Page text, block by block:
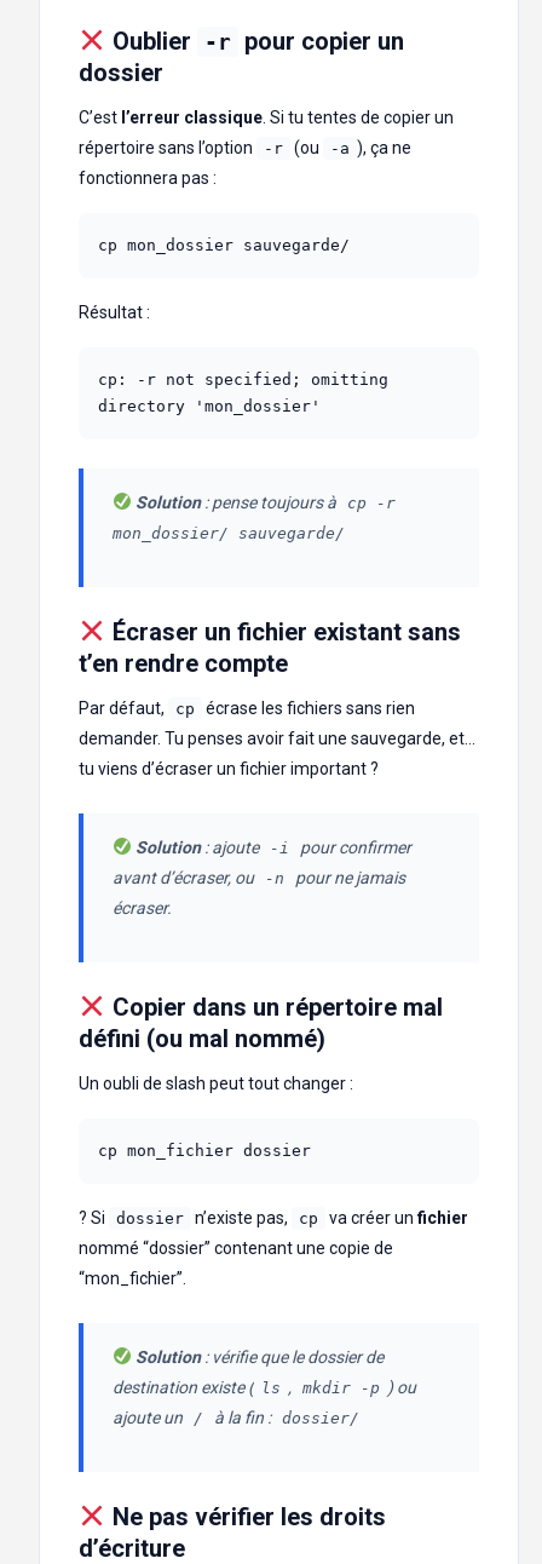
Oublier -r pour copier un
dossier
C’est l’erreur classique . Si tu tentes de copier un
répertoire sans l’option
-r (ou -a ), ça ne
fonctionnera pas :
cp mon_dossier sauvegarde/
Résultat :
cp: -r not specified; omitting
directory 'mon_dossier'
Solution: pense toujours à
cp -r
mon_dossier/ sauvegarde/
Écraser un fichier existant sans
t’en rendre compte
Par défaut, cp
écrase les fichiers sans rien
demander. Tu penses avoir fait une sauvegarde, et…
tu viens d’écraser un fichier important ?
Solution: ajoute -i
pour confirmer
avant d’écraser, ou
-n
pour ne jamais
écraser.
Copier dans un répertoire mal
défini (ou mal nommé)
Un oubli de slash peut tout changer :
cp mon_fichier dossier
? Si dossier n’existe pas, cp va créer un fichier
nommé “dossier” contenant une copie de
“mon_fichier”.
Solution: vérifie que le dossier de
destination existe ( ls , mkdir -p ) ou
ajoute un
/ à la fin : dossier/
Ne pas vérifier les droits
d’écriture